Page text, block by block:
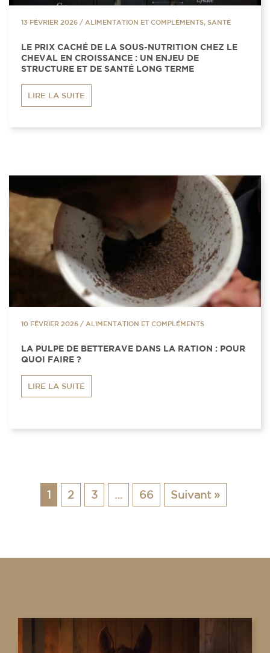
13 FÉVRIER 2026 / ALIMENTATION ET COMPLÉMENTS, SANTÉ
LE PRIX CACHÉ DE LA SOUS-NUTRITION CHEZ LE
CHEVAL EN CROISSANCE : UN ENJEU DE
STRUCTURE ET DE SANTÉ LONG TERME
LIRE LA SUITE
10 FÉVRIER 2026 / ALIMENTATION ET COMPLÉMENTS
LA PULPE DE BETTERAVE DANS LA RATION : POUR
QUOI FAIRE ?
LIRE LA SUITE
1 2 3 … 66 Suivant »